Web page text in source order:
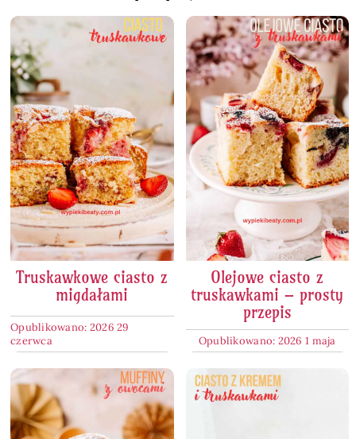
Truskawkowe ciasto z
migdałami
Opublikowano: 2026 29
czerwca
Olejowe ciasto z
truskawkami – prosty
przepis
Opublikowano: 2026 1 maja